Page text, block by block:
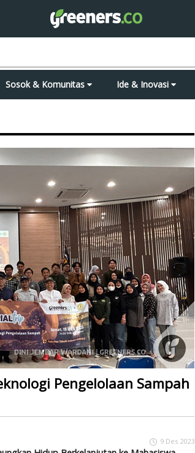
Sosok & Komunitas Ide & Inovasi
Pengelolaan Sampah
9 Des 2023